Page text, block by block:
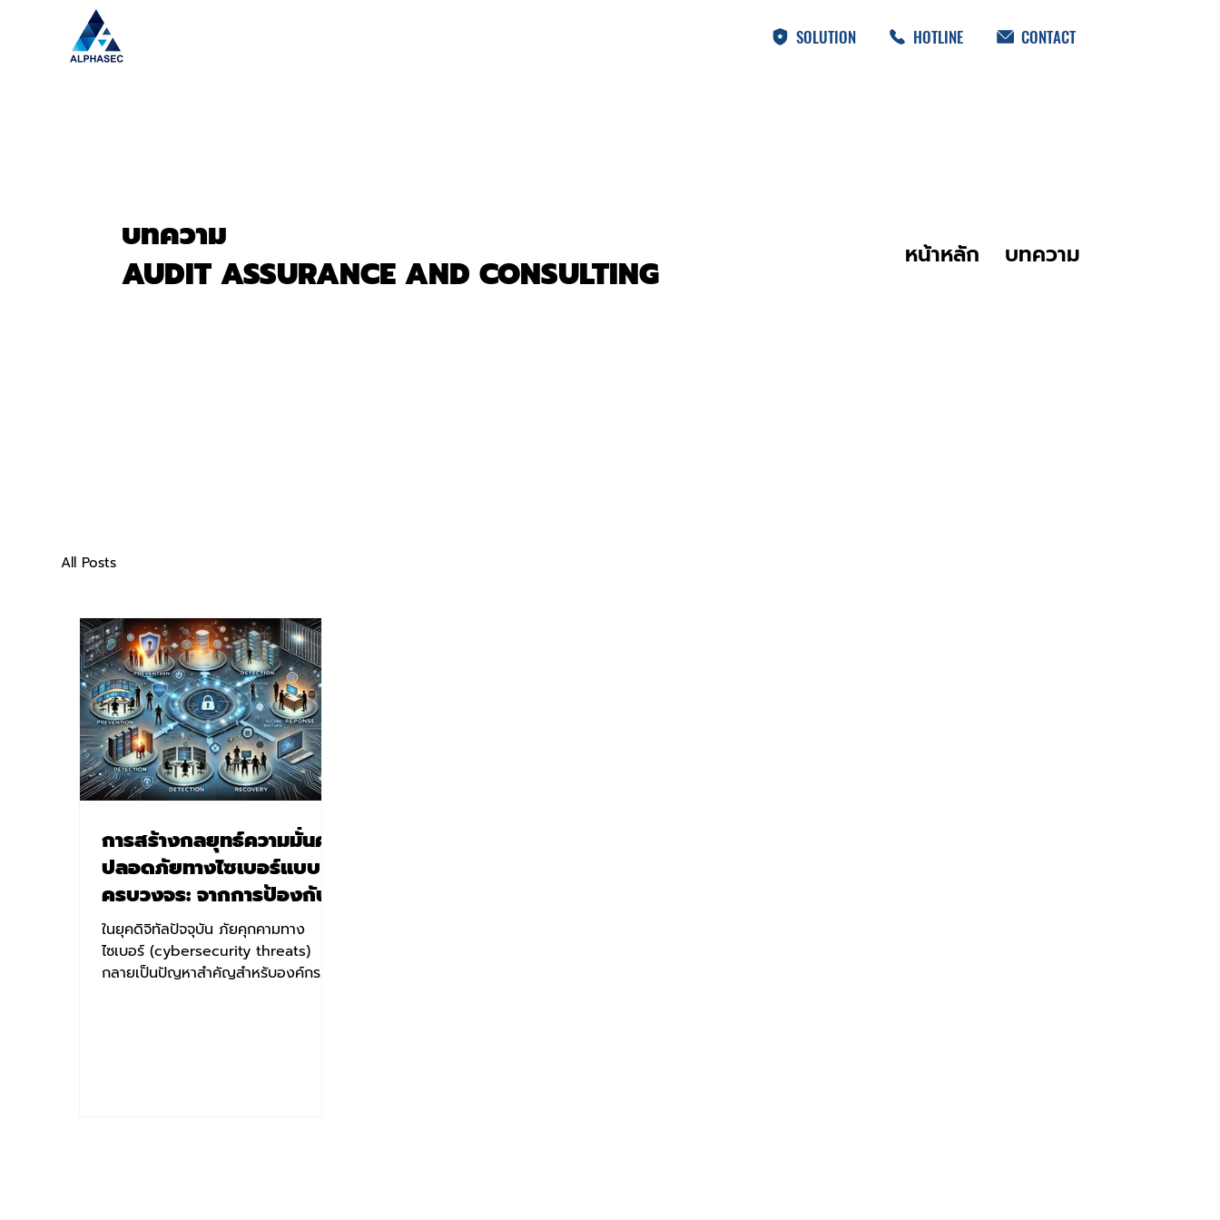
HOTLINE
SOLUTION CONTACT
บทความ
AUDIT ASSURANCE AND CONSULTING
หน้าหลัก บทความ
All Posts
การสร้างกลยุทธ์ความมั่นคง
ปลอดภัยทางไซเบอร์แบบ
ครบวงจร: จากการป้องกันสู่
การตอบสนอง
ในยุคดิจิทัลปัจจุบัน ภัยคุกคามทาง
ไซเบอร์ (cybersecurity threats)
กลายเป็นปัญหาสำคัญสำหรับองค์กร